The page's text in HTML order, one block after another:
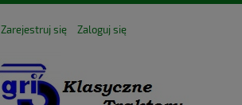
Zarejestruj się Zaloguj się